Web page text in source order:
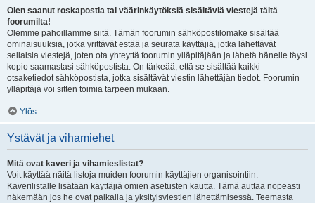
Olen saanut roskapostia tai väärinkäytöksiä sisältäviä viestejä tältä
foorumilta!
Olemme pahoillamme siitä. Tämän foorumin sähköpostilomake sisältää
ominaisuuksia, jotka yrittävät estää ja seurata käyttäjiä, jotka lähettävät
sellaisia viestejä, joten ota yhteyttä foorumin ylläpitäjään ja lähetä hänelle täysi
kopio saamastasi sähköpostista. On tärkeää, että se sisältää kaikki
otsaketiedot sähköpostista, jotka sisältävät viestin lähettäjän tiedot. Foorumin
ylläpitäjä voi sitten toimia tarpeen mukaan.
Ylös
Ystävät ja vihamiehet
Mitä ovat kaveri ja vihamieslistat?
Voit käyttää näitä listoja muiden foorumin käyttäjien organisointiin.
Kaverilistalle lisätään käyttäjiä omien asetusten kautta. Tämä auttaa nopeasti
näkemään jos he ovat paikalla ja yksityisviestien lähettämisessä. Teemasta